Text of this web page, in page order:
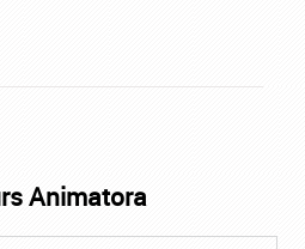
Animatora